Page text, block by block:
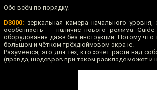
Обо всём по порядку.
D3000: зеркальная камера начального
особенность — наличие нового режима
оборудования даже без инструкции. Потому
большом и чётком трёхдюймовом экране.
Разумеется, это для тех, кто хочет расти над
(правда, шедевров при таком раскладе может и